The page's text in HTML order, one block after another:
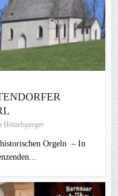
Hötzelsperger
Orgeln – In